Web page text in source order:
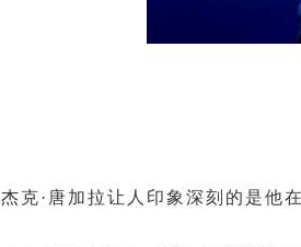
杰克·唐加拉让人印象深刻的是他